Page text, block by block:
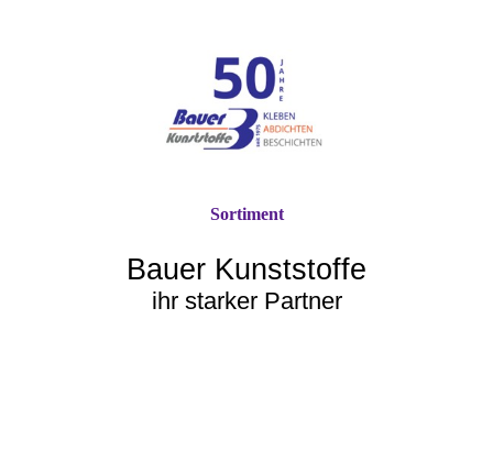
Bauer Kunststoffe
ihr starker Partner
Sortiment